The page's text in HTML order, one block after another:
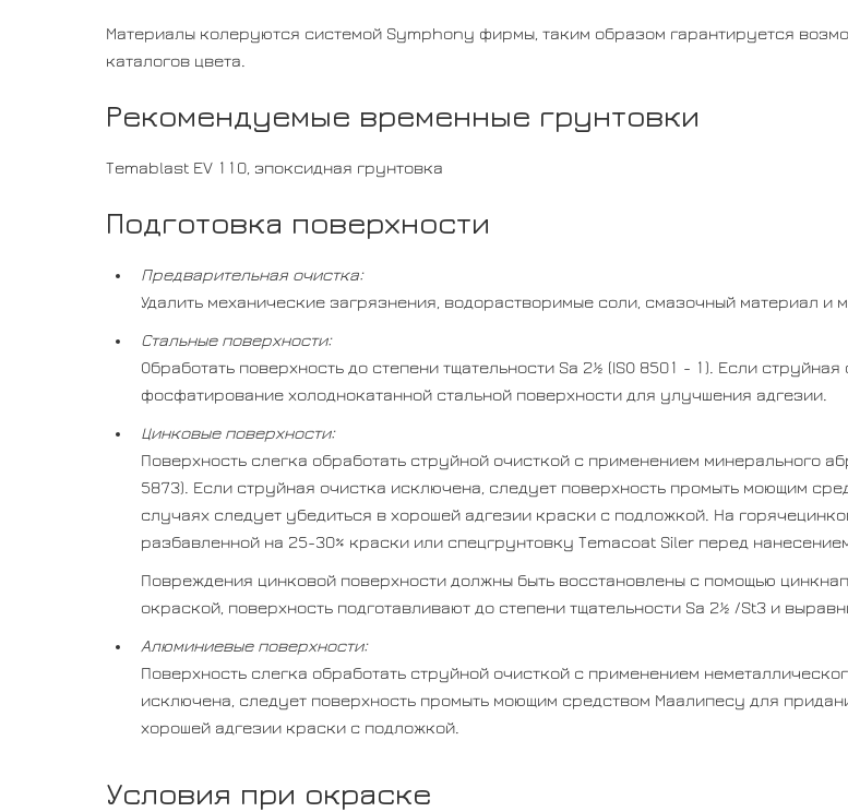
Материалы колеруются системой Symphony фирмы, таким образом гарантируется
каталогов цвета.
Рекомендуемые временные грунтовки
Temablast EV 110, эпоксидная грунтовка
Подготовка поверхности
Предварительная очистка:
Удалить механические загрязнения, водорастворимые соли, смазочный материал и
Стальные поверхности:
Обработать поверхность до степени тщательности Sa 2½ (ISO 8501 - 1). Если
фосфатирование холоднокатанной стальной поверхности для улучшения адгезии.
Цинковые поверхности:
Поверхность слегка обработать струйной очисткой с применением минерального
5873). Если струйная очистка исключена, следует поверхность промыть моющим
случаях следует убедиться в хорошей адгезии краски с подложкой. На
разбавленной на 25-30% краски или спецгрунтовку Temacoat Siler перед
Повреждения цинковой поверхности должны быть восстановлены с помощью
окраской, поверхность подготавливают до степени тщательности Sa 2½ /St3 и
Алюминиевые поверхности:
Поверхность слегка обработать струйной очисткой с применением
исключена, следует поверхность промыть моющим средством Маалипесу для
хорошей адгезии краски с подложкой.
Условия при окраске